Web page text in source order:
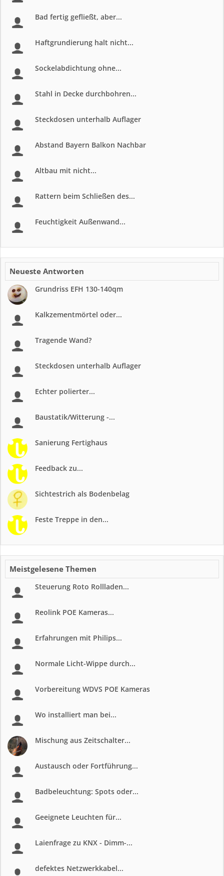
Bad fertig gefließt, aber...
Haftgrundierung halt nicht...
Sockelabdichtung ohne...
Stahl in Decke durchbohren...
Steckdosen unterhalb Auflager
Abstand Bayern Balkon Nachbar
Altbau mit nicht...
Rattern beim Schließen des...
Feuchtigkeit Außenwand...
Neueste Antworten
Grundriss EFH 130-140qm
Kalkzementmörtel oder...
Tragende Wand?
Steckdosen unterhalb Auflager
Echter polierter...
Baustatik/Witterung -...
Sanierung Fertighaus
Feedback zu...
Sichtestrich als Bodenbelag
Feste Treppe in den...
Meistgelesene Themen
Steuerung Roto Rollladen...
Reolink POE Kameras...
Erfahrungen mit Philips...
Normale Licht-Wippe durch...
Vorbereitung WDVS POE Kameras
Wo installiert man bei...
Mischung aus Zeitschalter...
Austausch oder Fortführung...
Badbeleuchtung: Spots oder...
Geeignete Leuchten für...
Laienfrage zu KNX - Dimm-...
defektes Netzwerkkabel...